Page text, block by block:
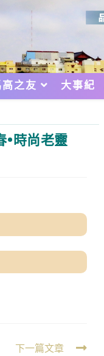
高之友 大事紀
•時尚老靈
下一篇文章